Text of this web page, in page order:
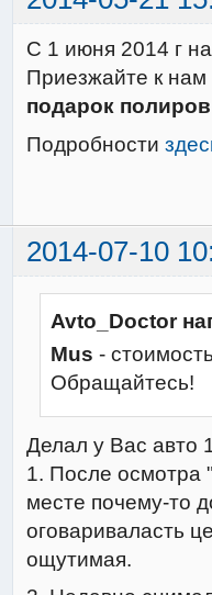
С 1 июня 2014 г
Приезжайте к
подарок
Подробности
2014-07-10
Avto_Doctor
Mus -
Обращайтесь!
Делал у Вас авто
1. После осмотра
месте почему-то
оговариваласть
ощутимая.